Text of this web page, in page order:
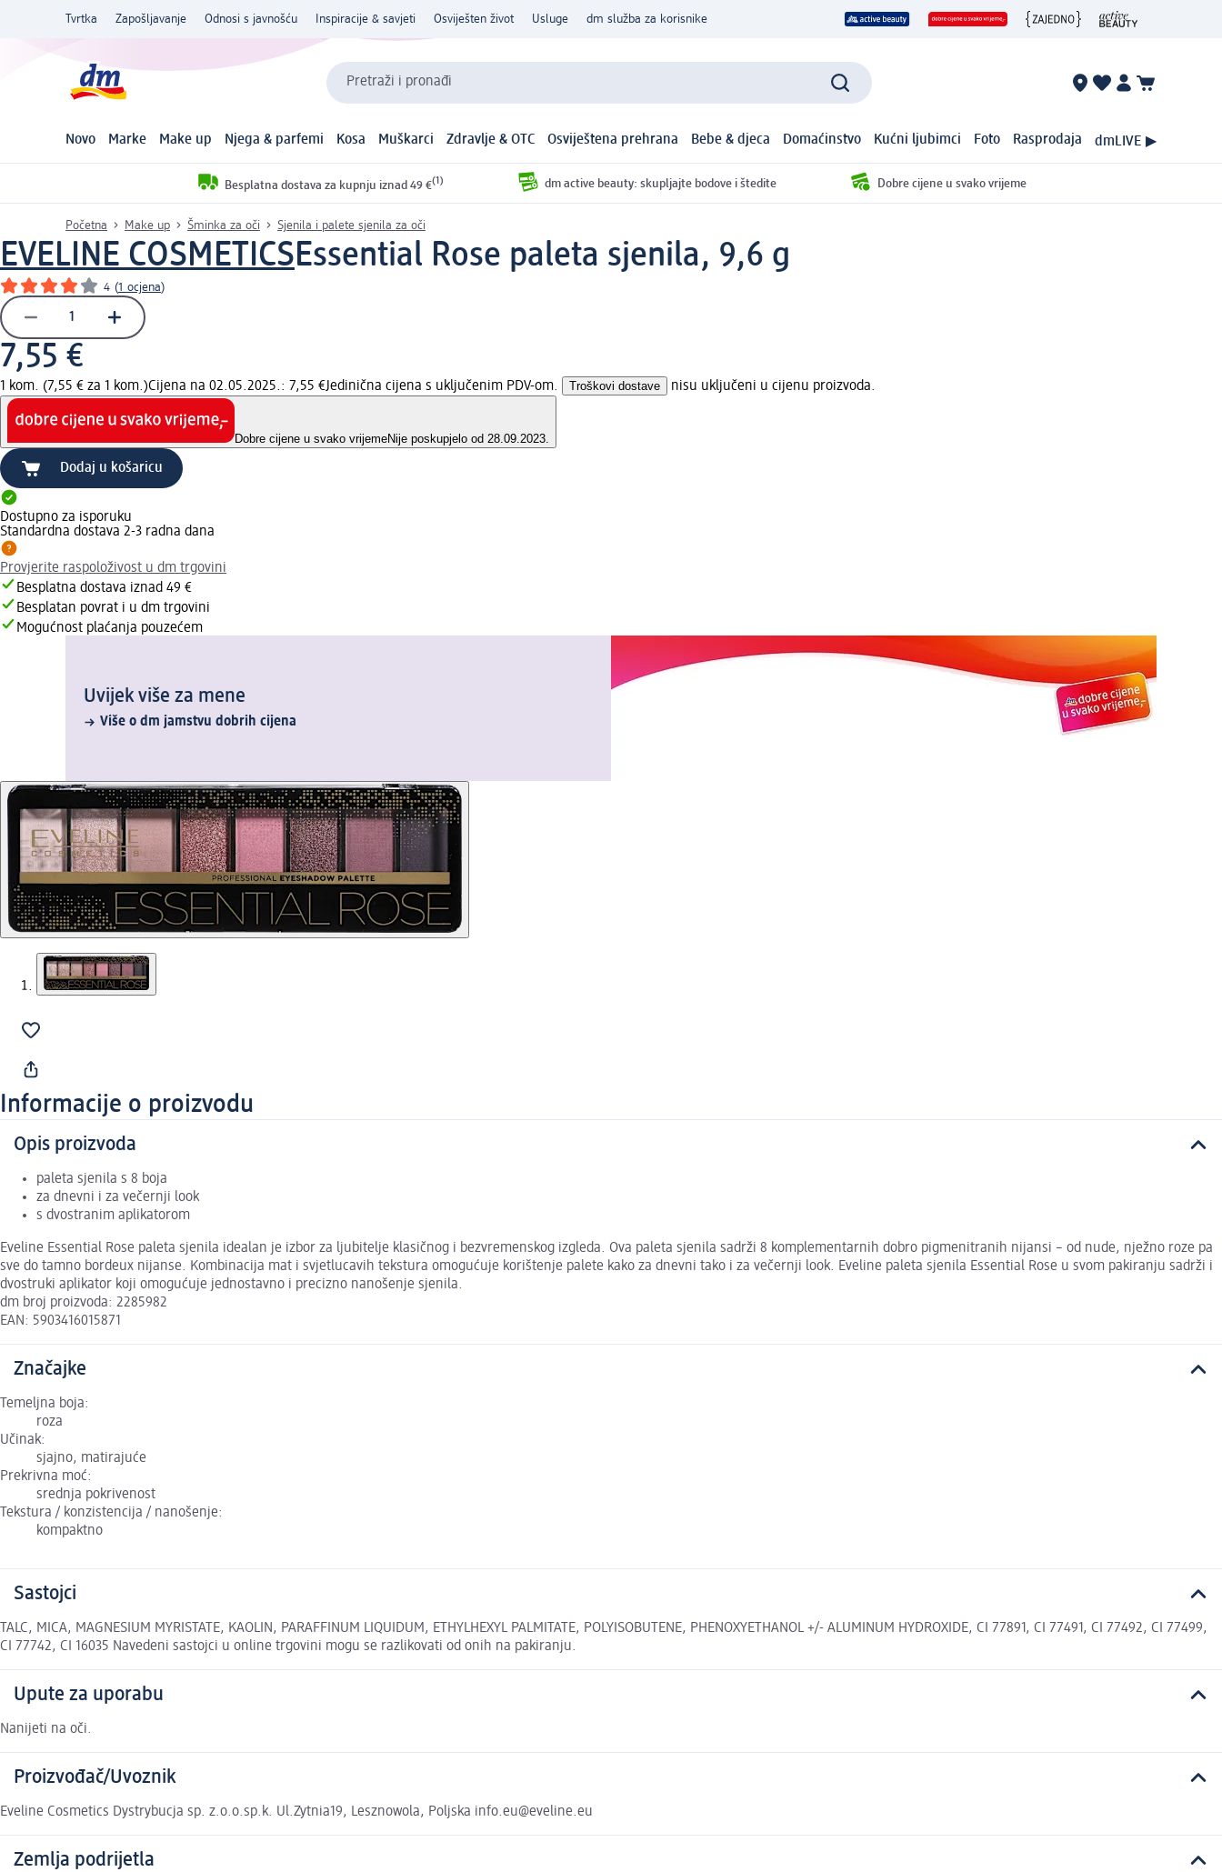
Tvrtka Zapošljavanje Odnosi s javnošću Inspiracije & savjeti Osviješten život Usluge dm služba za korisnike
Pretraži i pronađi
Novo Marke Make up Njega & parfemi Kosa Muškarci Zdravlje & OTC Osviještena prehrana Bebe & djeca Domaćinstvo Kućni ljubimci Foto Rasprodaja dmLIVE ▶
Besplatna dostava za kupnju iznad 49 €(1) dm active beauty: skupljajte bodove i štedite Dobre cijene u svako vrijeme
Početna Make up Šminka za oči Sjenila i palete sjenila za oči
EVELINE COSMETICSEssential Rose paleta sjenila, 9,6 g
4 (1 ocjena)
7,55 €
1 kom. (7,55 € za 1 kom.)Cijena na 02.05.2025.: 7,55 €Jedinična cijena s uključenim PDV-om. Troškovi dostave nisu uključeni u cijenu proizvoda.
Dobre cijene u svako vrijemeNije poskupjelo od 28.09.2023.
Dodaj u košaricu
Dostupno za isporuku
Standardna dostava 2-3 radna dana
Provjerite raspoloživost u dm trgovini
Besplatna dostava iznad 49 €
Besplatan povrat i u dm trgovini
Mogućnost plaćanja pouzećem
Uvijek više za mene
Više o dm jamstvu dobrih cijena
Informacije o proizvodu
Opis proizvoda
paleta sjenila s 8 boja
za dnevni i za večernji look
s dvostranim aplikatorom
Eveline Essential Rose paleta sjenila idealan je izbor za ljubitelje klasičnog i bezvremenskog izgleda. Ova paleta sjenila sadrži 8 komplementarnih dobro pigmenitranih nijansi – od nude, nježno roze pa
sve do tamno bordeux nijanse. Kombinacija mat i svjetlucavih tekstura omogućuje korištenje palete kako za dnevni tako i za večernji look. Eveline paleta sjenila Essential Rose u svom pakiranju sadrži i
dvostruki aplikator koji omogućuje jednostavno i precizno nanošenje sjenila.
dm broj proizvoda: 2285982
EAN: 5903416015871
Značajke
Temeljna boja:
roza
Učinak:
sjajno, matirajuće
Prekrivna moć:
srednja pokrivenost
Tekstura / konzistencija / nanošenje:
kompaktno
Sastojci
TALC, MICA, MAGNESIUM MYRISTATE, KAOLIN, PARAFFINUM LIQUIDUM, ETHYLHEXYL PALMITATE, POLYISOBUTENE, PHENOXYETHANOL +/- ALUMINUM HYDROXIDE, CI 77891, CI 77491, CI 77492, CI 77499,
CI 77742, CI 16035 Navedeni sastojci u online trgovini mogu se razlikovati od onih na pakiranju.
Upute za uporabu
Nanijeti na oči.
Proizvođač/Uvoznik
Eveline Cosmetics Dystrybucja sp. z.o.o.sp.k. Ul.Zytnia19, Lesznowola, Poljska info.eu@eveline.eu
Zemlja podrijetla